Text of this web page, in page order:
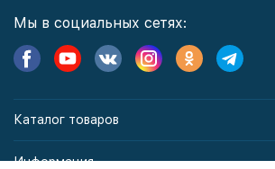
Мы в социальных сетях:
Каталог товаров
Информация